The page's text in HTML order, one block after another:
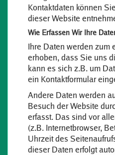
Kontaktdaten können
dieser Website
Wie Erfassen Wir Ihre
Ihre Daten werden zum
erhoben, dass Sie uns
kann es sich z.B. um
ein Kontaktformular
Andere Daten werden
Besuch der Website
erfasst. Das sind vor
(z.B. Internetbrowser,
Uhrzeit des
dieser Daten erfolgt